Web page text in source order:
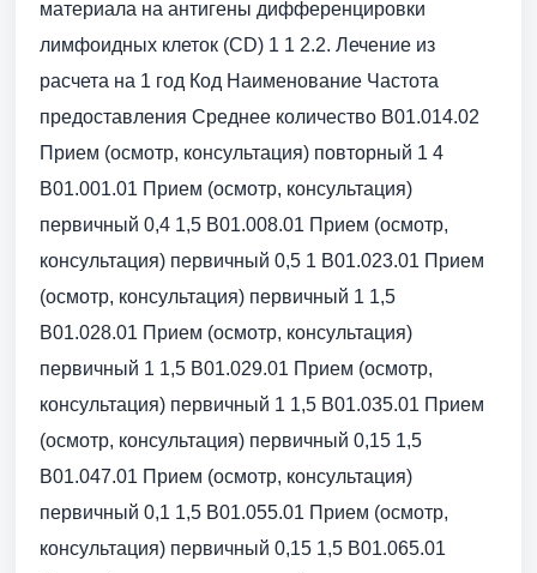
материала на антигены дифференцировки
лимфоидных клеток (CD) 1 1 2.2. Лечение из
расчета на 1 год Код Наименование Частота
предоставления Среднее количество B01.014.02
Прием (осмотр, консультация) повторный 1 4
B01.001.01 Прием (осмотр, консультация)
первичный 0,4 1,5 B01.008.01 Прием (осмотр,
консультация) первичный 0,5 1 B01.023.01 Прием
(осмотр, консультация) первичный 1 1,5
B01.028.01 Прием (осмотр, консультация)
первичный 1 1,5 B01.029.01 Прием (осмотр,
консультация) первичный 1 1,5 B01.035.01 Прием
(осмотр, консультация) первичный 0,15 1,5
B01.047.01 Прием (осмотр, консультация)
первичный 0,1 1,5 B01.055.01 Прием (осмотр,
консультация) первичный 0,15 1,5 B01.065.01